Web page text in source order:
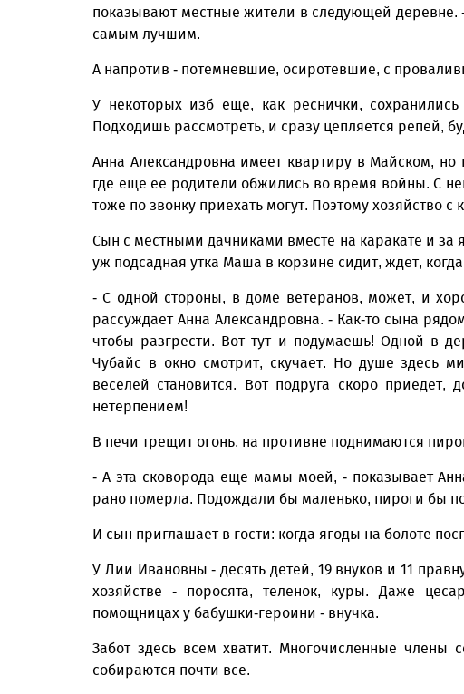
показывают местные жители в следующей деревне.
самым лучшим.
А напротив - потемневшие, осиротевшие, с
У некоторых изб еще, как реснички,
Подходишь рассмотреть, и сразу цепляется репей,
Анна Александровна имеет квартиру в Майском,
где еще ее родители обжились во время войны. С
тоже по звонку приехать могут. Поэтому хозяйство
Сын с местными дачниками вместе на каракате и за
уж подсадная утка Маша в корзине сидит, ждет,
- С одной стороны, в доме ветеранов, может, и
рассуждает Анна Александровна. - Как-то сына
чтобы разгрести. Вот тут и подумаешь! Одной в
Чубайс в окно смотрит, скучает. Но душе здесь
веселей становится. Вот подруга скоро
нетерпением!
В печи трещит огонь, на противне поднимаются
- А эта сковорода еще мамы моей, - показывает
рано померла. Подождали бы маленько, пироги бы
И сын приглашает в гости: когда ягоды на болоте
У Лии Ивановны - десять детей, 19 внуков и 11
хозяйстве - поросята, теленок, куры. Даже
помощницах у бабушки-героини - внучка.
Забот здесь всем хватит. Многочисленные
собираются почти все.